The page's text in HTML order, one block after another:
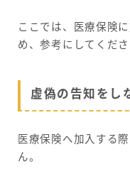
ここでは、医療保険
め、参考にしてくださ
虚偽の告知をし
医療保険へ加入する
ん。